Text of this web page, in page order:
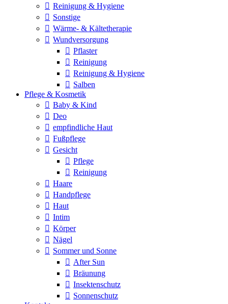
Reinigung & Hygiene
Sonstige
Wärme- & Kältetherapie
Wundversorgung
Pflaster
Reinigung
Reinigung & Hygiene
Salben
Pflege & Kosmetik
Baby & Kind
Deo
empfindliche Haut
Fußpflege
Gesicht
Pflege
Reinigung
Haare
Handpflege
Haut
Intim
Körper
Nägel
Sommer und Sonne
After Sun
Bräunung
Insektenschutz
Sonnenschutz